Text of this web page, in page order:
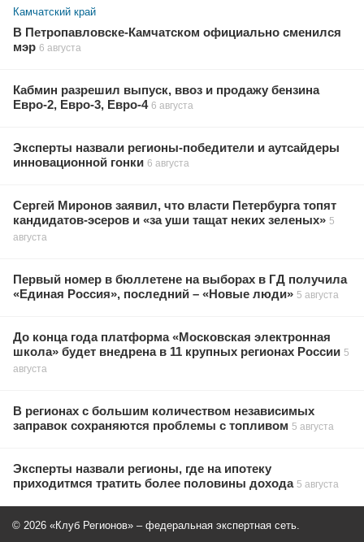
Камчатский край
В Петропавловске-Камчатском официально сменился
мэр 6 августа
Кабмин разрешил выпуск, ввоз и продажу бензина
Евро-2, Евро-3, Евро-4 6 августа
Эксперты назвали регионы-победители и аутсайдеры
инновационной гонки 6 августа
Сергей Миронов заявил, что власти Петербурга топят
кандидатов-эсеров и «за уши тащат неких зеленых» 5
августа
Первый номер в бюллетене на выборах в ГД получила
«Единая Россия», последний – «Новые люди» 5 августа
До конца года платформа «Московская электронная
школа» будет внедрена в 11 крупных регионах России 5
августа
В регионах с большим количеством независимых
заправок сохраняются проблемы с топливом 5 августа
Эксперты назвали регионы, где на ипотеку
приходитмся тратить более половины дохода 5 августа
© 2026 «Клуб Регионов» – федеральная экспертная сеть.